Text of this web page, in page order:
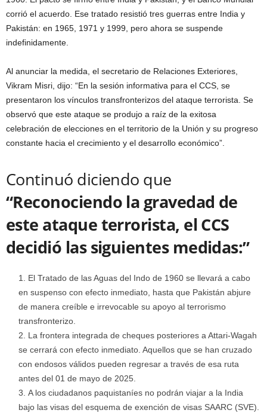
corrió el acuerdo. Ese tratado resistió tres guerras entre India y
Pakistán: en 1965, 1971 y 1999, pero ahora se suspende
indefinidamente.
Al anunciar la medida, el secretario de Relaciones Exteriores,
Vikram Misri, dijo: “En la sesión informativa para el CCS, se
presentaron los vínculos transfronterizos del ataque terrorista. Se
observó que este ataque se produjo a raíz de la exitosa
celebración de elecciones en el territorio de la Unión y su progreso
constante hacia el crecimiento y el desarrollo económico”.
Continuó diciendo que
“Reconociendo la gravedad de
este ataque terrorista, el CCS
decidió las siguientes medidas:”
El Tratado de las Aguas del Indo de 1960 se llevará a cabo
en suspenso con efecto inmediato, hasta que Pakistán abjure
de manera creíble e irrevocable su apoyo al terrorismo
transfronterizo.
La frontera integrada de cheques posteriores a Attari-Wagah
se cerrará con efecto inmediato. Aquellos que se han cruzado
con endosos válidos pueden regresar a través de esa ruta
antes del 01 de mayo de 2025.
A los ciudadanos paquistaníes no podrán viajar a la India
bajo las visas del esquema de exención de visas SAARC (SVE).